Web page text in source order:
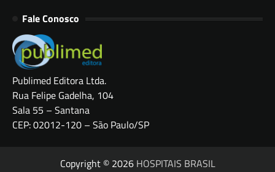
Fale Conosco
Publimed Editora Ltda.
Rua Felipe Gadelha, 104
Sala 55 – Santana
CEP: 02012-120 – São Paulo/SP
Copyright © 2026 HOSPITAIS BRASIL